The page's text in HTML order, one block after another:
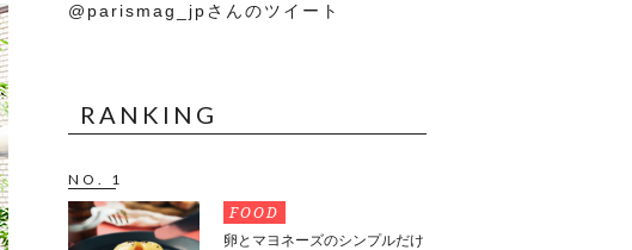
@parismag_jpさんのツイート
RANKING
NO. 1
FOOD
卵とマヨネーズのシンプルだけ